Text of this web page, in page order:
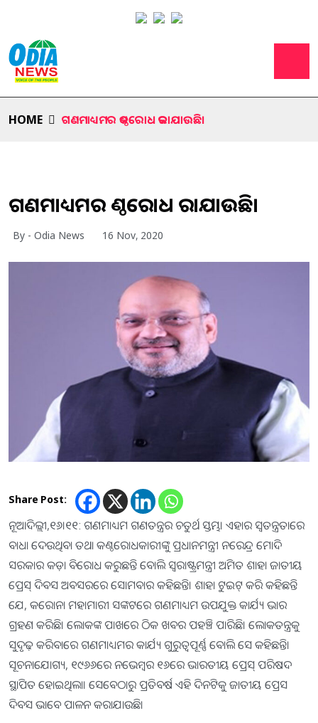
HOME ଗଣମାଧ୍ୟମର କଣ୍ଠରୋଧ କରାଯାଉଛି।
ଗଣମାଧ୍ୟମର କଣ୍ଠରୋଧ କରାଯାଉଛି।
By - Odia News 16 Nov, 2020
Share Post:
ନୂଆଦିଲ୍ଲୀ,୧୬।୧୧: ଗଣମାଧ୍ୟମ ଗଣତନ୍ତ୍ରର ଚତୁର୍ଥ ସ୍ତମ୍ଭ। ଏହାର ସ୍ବତନ୍ତ୍ରତାରେ
ବାଧା ଦେଉଥିବା ତଥା କଣ୍ଠରୋଧକାରୀଙ୍କୁ ପ୍ରଧାନମନ୍ତ୍ରୀ ନରେନ୍ଦ୍ର ମୋଦି
ସରକାର କଡ଼ା ବିରୋଧ କରୁଛନ୍ତି ବୋଲି ସ୍ବରାଷ୍ଟ୍ରମନ୍ତ୍ରୀ ଅମିତ ଶାହା ଜାତୀୟ
ପ୍ରେସ୍‌ ଦିବସ ଅବସରରେ ସୋମବାର କହିଛନ୍ତି। ଶାହା ଟୁଇଟ୍‌ କରି କହିଛନ୍ତି
ଯେ, କରୋନା ମହାମାରୀ ସଙ୍କଟରେ ଗଣମାଧ୍ୟମ ଉପଯୁକ୍ତ କାର୍ଯ୍ୟ ଭାର
ଗ୍ରହଣ କରିଛି। ଲୋକଙ୍କ ପାଖରେ ଠିକ ଖବର ପହଞ୍ଚି ପାରିଛି। ଲୋକତନ୍ତ୍ରକୁ
ସୁଦୃଢ଼ କରିବାରେ ଗଣମାଧ୍ୟମର କାର୍ଯ୍ୟ ଗୁରୁତ୍ୱପୂର୍ଣ୍ଣ ବୋଲି ସେ କହିଛନ୍ତି।
ସୂଚନାଯୋଗ୍ୟ, ୧୯୬୬ରେ ନଭେମ୍ବର ୧୬ରେ ଭାରତୀୟ ପ୍ରେସ୍‌ ପରିଷଦ
ସ୍ଥାପିତ ହୋଇଥିଲା। ସେବେଠାରୁ ପ୍ରତିବର୍ଷ ଏହି ଦିନଟିକୁ ଜାତୀୟ ପ୍ରେସ
ଦିବସ ଭାବେ ପାଳନ କରାଯାଉଛି।